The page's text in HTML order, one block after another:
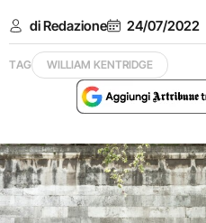
di Redazione 24/07/2022
TAG WILLIAM KENTRIDGE